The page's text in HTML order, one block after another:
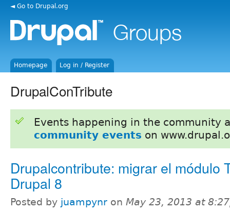
◄ Go to Drupal.org
Homepage Log in / Register
DrupalConTribute
Events happening in the community
community events on
Drupalcontribute: migrar el módulo
Drupal 8
Posted by juampynr on May 23, 2013 at